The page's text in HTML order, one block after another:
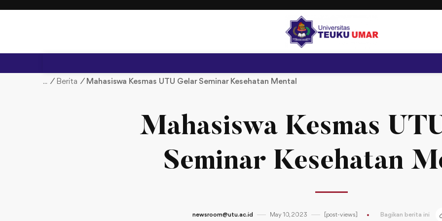
t
/ Berita / Mahasiswa Kesmas UTU Gelar Seminar Kesehatan Mental
Mahasiswa Kesmas
Seminar Kesehatan
newsroom@utu.ac.id May 10, 2023 [post-views] Bagikan berita ini